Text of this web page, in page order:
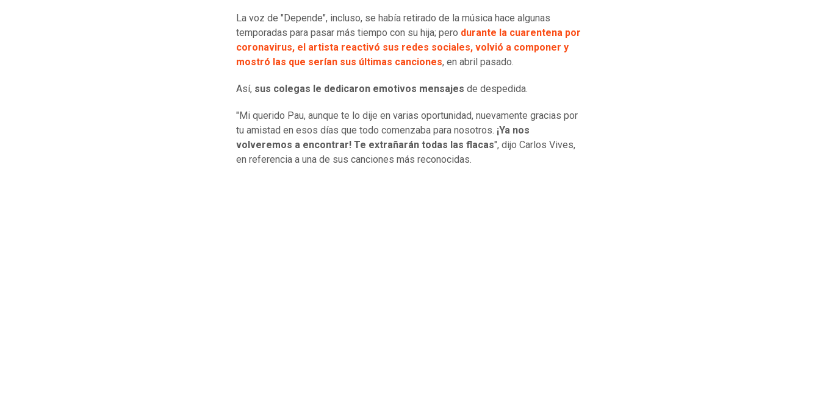
La voz de "Depende", incluso, se había retirado de la música hace algunas
temporadas para pasar más tiempo con su hija; pero durante la cuarentena por
coronavirus, el artista reactivó sus redes sociales, volvió a componer y
mostró las que serían sus últimas canciones, en abril pasado.
Así, sus colegas le dedicaron emotivos mensajes de despedida.
"Mi querido Pau, aunque te lo dije en varias oportunidad, nuevamente gracias por
tu amistad en esos días que todo comenzaba para nosotros. ¡Ya nos
volveremos a encontrar! Te extrañarán todas las flacas", dijo Carlos Vives,
en referencia a una de sus canciones más reconocidas.